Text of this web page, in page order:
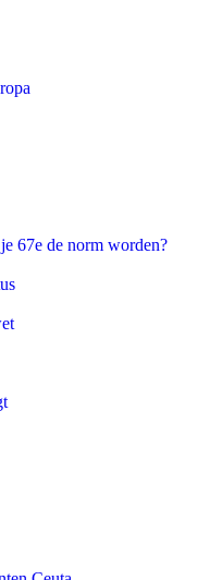
67e de norm worden?